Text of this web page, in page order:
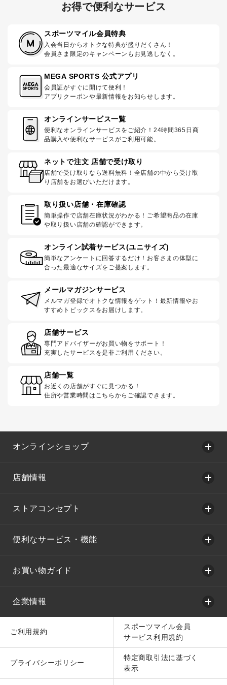
お得で便利なサービス
スポーツマイル会員特典
入会当日からオトクな特典が盛りだくさん！
会員さま限定のキャンペーンもお見逃しなく。
MEGA SPORTS 公式アプリ
会員証がすぐに開けて便利！
アプリクーポンや最新情報をお知らせします。
オンラインサービス一覧
便利なオンラインサービスをご紹介！24時間365日商
品購入や便利なサービスがご利用可能。
ネットで注文 店舗で受け取り
店舗で受け取りなら送料無料！全店舗の中から受け取
り店舗をお選びいただけます。
取り扱い店舗・在庫確認
簡単操作で店舗在庫状況がわかる！ご希望商品の在庫
や取り扱い店舗の確認ができます。
オンライン試着サービス(ユニサイズ)
簡単なアンケートに回答するだけ！お客さまの体型に
合った最適なサイズをご提案します。
メールマガジンサービス
メルマガ登録でオトクな情報をゲット！最新情報やお
すすめトピックスをお届けします。
店舗サービス
専門アドバイザーがお買い物をサポート！
充実したサービスを是非ご利用ください。
店舗一覧
お近くの店舗がすぐに見つかる！
住所や営業時間はこちらからご確認できます。
オンラインショップ
店舗情報
ストアコンセプト
便利なサービス・機能
お買い物ガイド
企業情報
ご利用規約
スポーツマイル会員
サービス利用規約
プライバシーポリシー
特定商取引法に基づく
表示